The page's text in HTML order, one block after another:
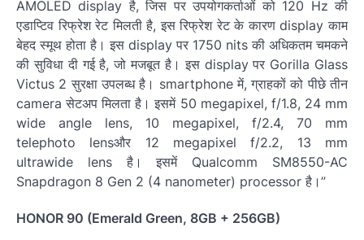
AMOLED display है, जिस पर उपयोगकर्ताओं को 120 Hz की
एडाप्टिव रिफ्रेश रेट मिलती है, इस रिफ्रेश रेट के कारण display काम
बेहद स्मूथ होता है। इस display पर 1750 nits की अधिकतम चमकने
की सुविधा दी गई है, जो मजबूत है। इस display पर Gorilla Glass
Victus 2 सुरक्षा उपलब्ध है। smartphone में, ग्राहकों को पीछे तीन
camera सेटअप मिलता है। इसमें 50 megapixel, f/1.8, 24 mm
wide angle lens, 10 megapixel, f/2.4, 70 mm
telephoto lensऔर 12 megapixel f/2.2, 13 mm
ultrawide lens है। इसमें Qualcomm SM8550-AC
Snapdragon 8 Gen 2 (4 nanometer) processor है।”
HONOR 90 (Emerald Green, 8GB + 256GB)